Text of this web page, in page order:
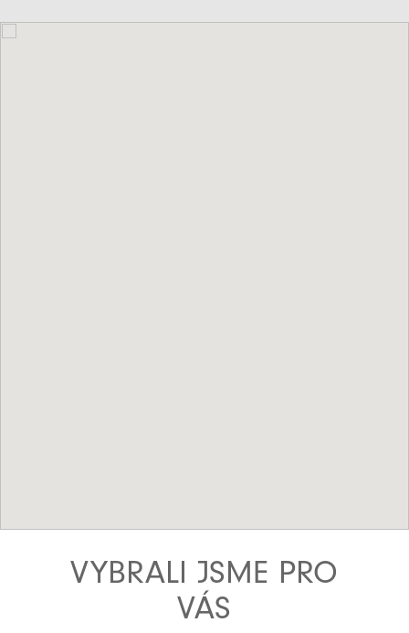
VYBRALI JSME PRO
VÁS